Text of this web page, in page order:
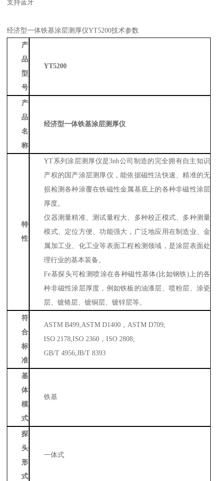
支持蓝牙
经济型一体铁基涂层测厚仪YT5200技术参数
产
品
型
号
YT5200
产
品
名
称
经济型一体铁基涂层测厚仪
特
性
YT系列涂层测厚仪是3nh公司制造的完全拥有自主知识
产权的国产涂层测厚仪，能依据磁性法快速、精准的无
损检测各种涂覆在铁磁性金属基底上的各种非磁性涂层
厚度。
仪器测量精准、测试量程大、多种校正模式、多种测量
模式、定位方便、功能强大，广泛地应用在制造业、金
属加工业、化工业等表面工程检测领域，是涂层表面处
理行业的基本装备。
Fe基探头可检测喷涂在各种磁性基体(比如钢铁)上的各
种非磁性涂层厚度，例如铁板的油漆层、喷粉层、涂瓷
层、镀铬层、镀铜层、镀锌层等。
符
合
标
准
ASTM B499,ASTM D1400，ASTM D709;
ISO 2178,ISO 2360，ISO 2808;
GB/T 4956,JB/T 8393
基
体
模
式
铁基
探
头
形
式
一体式